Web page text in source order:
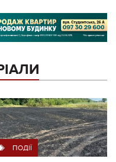
ПОДІЇ